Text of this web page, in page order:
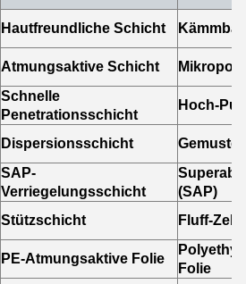
Hautfreundliche Schicht
Atmungsaktive Schicht
Schnelle
Penetrationsschicht
Hoch-
Dispersionsschicht
SAP-
Verriegelungsschicht
(SAP)
Stützschicht
Fluff-
PE-Atmungsaktive Folie
Folie